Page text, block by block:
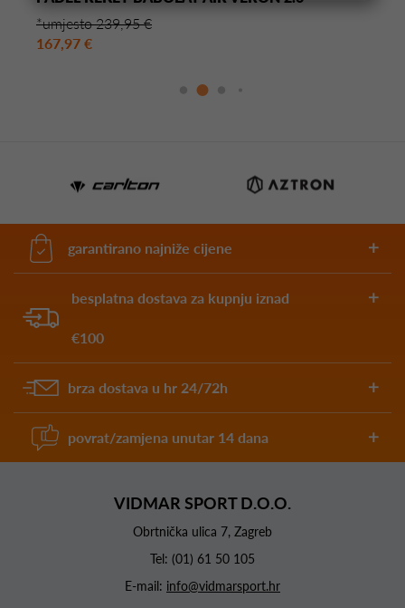
*umjesto 239,95 €
167,97 €
garantirano najniže cijene
besplatna dostava za kupnju iznad
€100
brza dostava u hr 24/72h
povrat/zamjena unutar 14 dana
VIDMAR SPORT D.O.O.
Obrtnička ulica 7, Zagreb
Tel: (01) 61 50 105
E-mail: info@vidmarsport.hr